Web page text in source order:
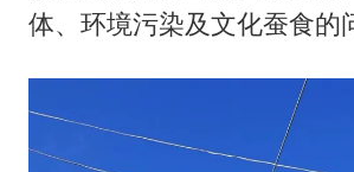
体、环境污染及文化蚕食的